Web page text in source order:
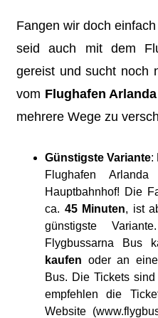
Fangen wir doch
seid auch mit dem
gereist und sucht noch
vom Flughafen Arlanda
mehrere Wege zu
Günstigste Variante:
Flughafen
Hauptbahnhof! Die
ca. 45 Minuten, ist
günstigste
Flygbussarna Bus
kaufen oder an
Bus. Die Tickets
empfehlen die
Website